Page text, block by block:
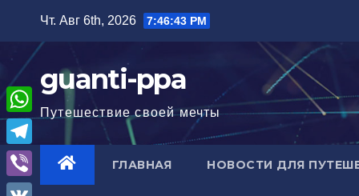
содержимому
Чт. Авг 6th, 2026 7:46:44 PM
guanti-ppa
Путешествие своей мечты
ГЛАВНАЯ НОВОСТИ ДЛЯ
W
h
a
T
e
V